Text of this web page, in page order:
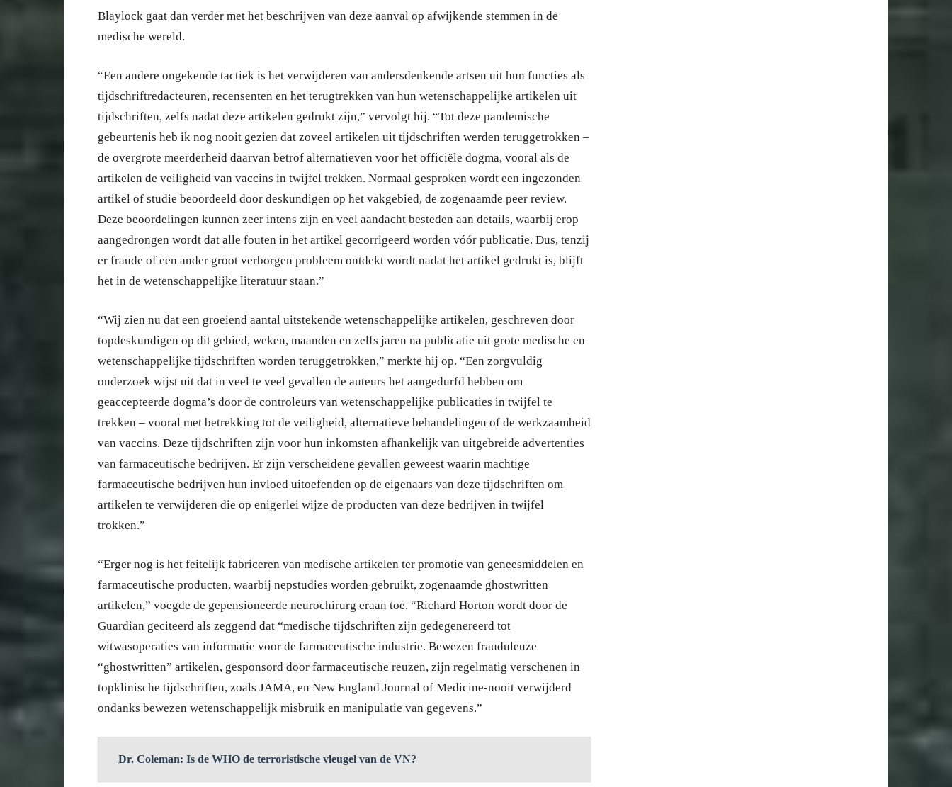
Blaylock gaat dan verder met het beschrijven van deze aanval op afwijkende stemmen in de
medische wereld.
“Een andere ongekende tactiek is het verwijderen van andersdenkende artsen uit hun functies als
tijdschriftredacteuren, recensenten en het terugtrekken van hun wetenschappelijke artikelen uit
tijdschriften, zelfs nadat deze artikelen gedrukt zijn,” vervolgt hij. “Tot deze pandemische
gebeurtenis heb ik nog nooit gezien dat zoveel artikelen uit tijdschriften werden teruggetrokken –
de overgrote meerderheid daarvan betrof alternatieven voor het officiële dogma, vooral als de
artikelen de veiligheid van vaccins in twijfel trekken. Normaal gesproken wordt een ingezonden
artikel of studie beoordeeld door deskundigen op het vakgebied, de zogenaamde peer review.
Deze beoordelingen kunnen zeer intens zijn en veel aandacht besteden aan details, waarbij erop
aangedrongen wordt dat alle fouten in het artikel gecorrigeerd worden vóór publicatie. Dus, tenzij
er fraude of een ander groot verborgen probleem ontdekt wordt nadat het artikel gedrukt is, blijft
het in de wetenschappelijke literatuur staan.”
“Wij zien nu dat een groeiend aantal uitstekende wetenschappelijke artikelen, geschreven door
topdeskundigen op dit gebied, weken, maanden en zelfs jaren na publicatie uit grote medische en
wetenschappelijke tijdschriften worden teruggetrokken,” merkte hij op. “Een zorgvuldig
onderzoek wijst uit dat in veel te veel gevallen de auteurs het aangedurfd hebben om
geaccepteerde dogma’s door de controleurs van wetenschappelijke publicaties in twijfel te
trekken – vooral met betrekking tot de veiligheid, alternatieve behandelingen of de werkzaamheid
van vaccins. Deze tijdschriften zijn voor hun inkomsten afhankelijk van uitgebreide advertenties
van farmaceutische bedrijven. Er zijn verscheidene gevallen geweest waarin machtige
farmaceutische bedrijven hun invloed uitoefenden op de eigenaars van deze tijdschriften om
artikelen te verwijderen die op enigerlei wijze de producten van deze bedrijven in twijfel
trokken.”
“Erger nog is het feitelijk fabriceren van medische artikelen ter promotie van geneesmiddelen en
farmaceutische producten, waarbij nepstudies worden gebruikt, zogenaamde ghostwritten
artikelen,” voegde de gepensioneerde neurochirurg eraan toe. “Richard Horton wordt door de
Guardian geciteerd als zeggend dat “medische tijdschriften zijn gedegenereerd tot
witwasoperaties van informatie voor de farmaceutische industrie. Bewezen frauduleuze
“ghostwritten” artikelen, gesponsord door farmaceutische reuzen, zijn regelmatig verschenen in
topklinische tijdschriften, zoals JAMA, en New England Journal of Medicine-nooit verwijderd
ondanks bewezen wetenschappelijk misbruik en manipulatie van gegevens.”
Dr. Coleman: Is de WHO de terroristische vleugel van de VN?